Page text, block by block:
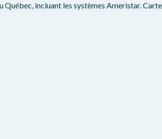
Québec, incluant les systèmes Ameristar.